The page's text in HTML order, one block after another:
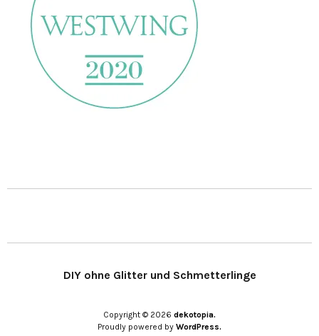
DIY ohne Glitter und Schmetterlinge
Copyright © 2026 dekotopia.
Proudly powered by WordPress.